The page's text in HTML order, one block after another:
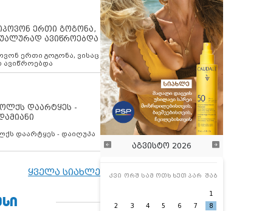
მეტიც, რუსეთი
აგრძელებს მათი
და აქტიურად
ფაქტობრივი
ერთი გოგონა,
ავიწროებდა
ერთი გოგონა, ვისაც
ავიწროებდა
ოლქს დაარტყეს -
დაარტყეს - დაიღუპა
ყველა სიახლე
აგვისტო 2026
კვი ორშ სამ ოთხ ხუთ პარ შაბ
1
2
3 4 5 6 7
8